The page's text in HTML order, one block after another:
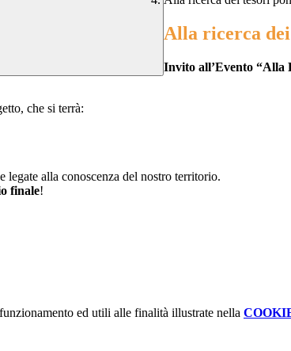
Alla ricerca
Invito all’Evento “Alla
che si terrà:
alla conoscenza del nostro territorio.
finale!
ed utili alle finalità illustrate nella